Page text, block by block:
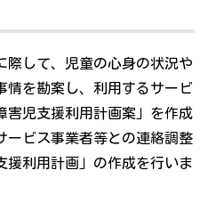
際して、児童の心身の状況や
情を勘案し、利用するサービ
害児支援利用計画案」を作成
ービス事業者等との連絡調整
援利用計画」の作成を行いま